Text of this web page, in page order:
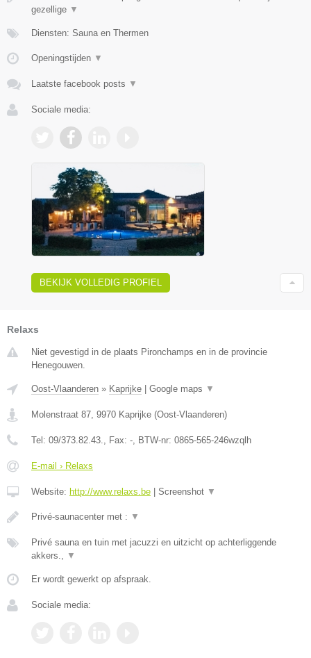
gezellige ▼
Diensten: Sauna en Thermen
Openingstijden ▼
Laatste facebook posts ▼
Sociale media:
BEKIJK VOLLEDIG PROFIEL
Relaxs
Niet gevestigd in de plaats Pironchamps en in de provincie
Henegouwen.
Oost-Vlaanderen » Kaprijke | Google maps ▼
Molenstraat 87 9970 Kaprijke (Oost-Vlaanderen)
Tel: 09/373.82.43. , Fax: - , BTW-nr: 0865-565-246wzqlh
E-mail › Relaxs
Website: http://www.relaxs.be | Screenshot ▼
Privé-saunacenter met : ▼
Privé sauna en tuin met jacuzzi en uitzicht op achterliggende
akkers.,
▼
Er wordt gewerkt op afspraak.
Sociale media: